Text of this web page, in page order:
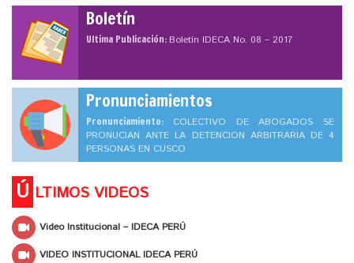
Boletín
Ultima Publicación:Boletín IDECA No. 08 – 2017
Pronunciamientos
Pronunciamiento: COLECTIVO DE ABOGADOS SE
PRONUCIAN ANTE LA DETENCION ARBITRARIA DE 4
PERSONAS EN CUSCO
Ú LTIMOS VIDEOS
Video Institucional – IDECA PERÚ
VIDEO INSTITUCIONAL IDECA PERÚ